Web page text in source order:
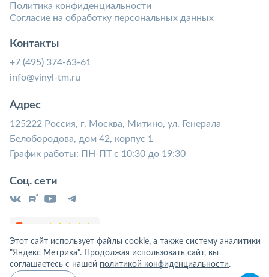
Политика конфиденциальности
Согласие на обработку персональных данных
Контакты
+7 (495) 374-63-61
info@vinyl-tm.ru
Адрес
125222 Россия, г. Москва, Митино, ул. Генерала
Белобородова, дом 42, корпус 1
График работы: ПН-ПТ с 10:30 до 19:30
Соц. сети
Этот сайт использует файлы cookie, а также систему аналитики
"Яндекс Метрика". Продолжая использовать сайт, вы
соглашаетесь с нашей политикой конфиденциальности.